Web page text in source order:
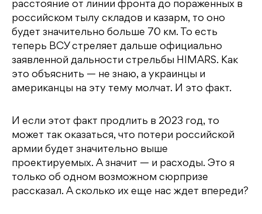
расстояние от линии фронта до пораженных в
российском тылу складов и казарм, то оно
будет значительно больше 70 км. То есть
теперь ВСУ стреляет дальше официально
заявленной дальности стрельбы HIMARS. Как
это объяснить — не знаю, а украинцы и
американцы на эту тему молчат. И это факт.
И если этот факт продлить в 2023 год, то
может так оказаться, что потери российской
армии будет значительно выше
проектируемых. А значит — и расходы. Это я
только об одном возможном сюрпризе
рассказал. А сколько их еще нас ждет впереди?